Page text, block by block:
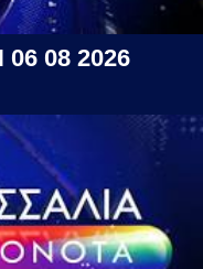
08 2026